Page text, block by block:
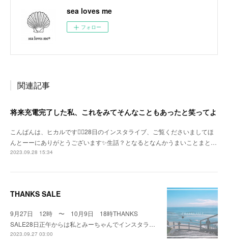
sea loves me
フォロー
関連記事
将来充電完了した私、これをみてそんなこともあったと笑ってよ
こんばんは、ヒカルです🙇‍♀️28日のインスタライブ、ご覧くださいましてほ
んとーーにありがとうございます✨生話？となるとなんかうまいことまと…
2023.09.28 15:34
THANKS SALE
9月27日 12時 〜 10月9日 18時THANKS
SALE28日正午からは私とみーちゃんでインスタラ…
2023.09.27 03:00